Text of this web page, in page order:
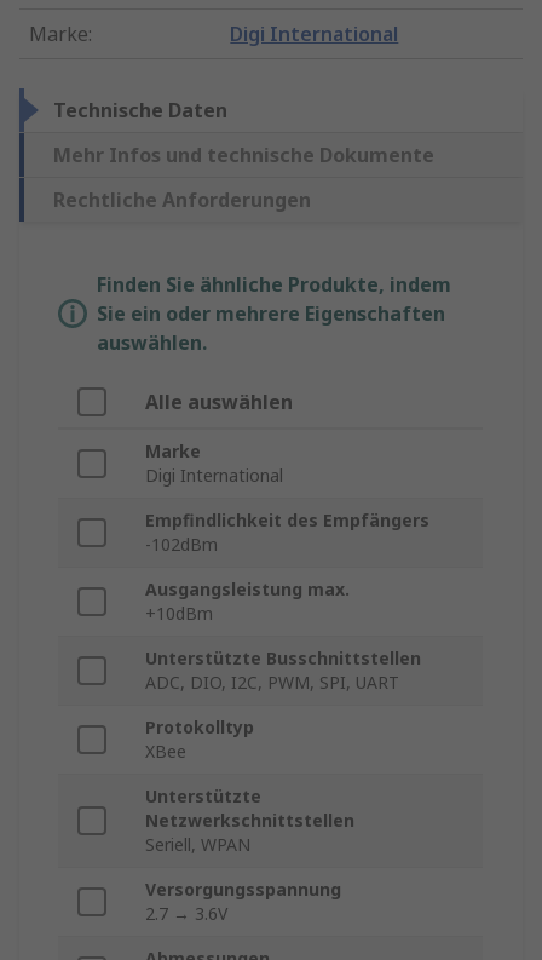
Marke: Digi International
Technische Daten
Mehr Infos und technische Dokumente
Rechtliche Anforderungen
Finden Sie ähnliche Produkte, indem
Sie ein oder mehrere Eigenschaften
auswählen.
Alle auswählen
Marke
Digi International
Empfindlichkeit des Empfängers
-102dBm
Ausgangsleistung max.
+10dBm
Unterstützte Busschnittstellen
ADC, DIO, I2C, PWM, SPI, UART
Protokolltyp
XBee
Unterstützte
Netzwerkschnittstellen
Seriell, WPAN
Versorgungsspannung
2.7 → 3.6V